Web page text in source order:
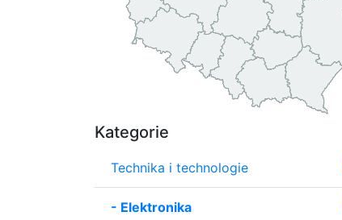
Kategorie
Technika i technologie
- Elektronika